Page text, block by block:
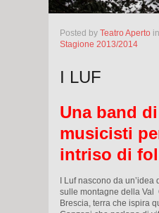
Posted by Teatro Aperto in
Stagione 2013/2014
I LUF
Una band
musicisti
intriso di
I Luf nascono da
sulle montagne della Val
Brescia, terra che ispira